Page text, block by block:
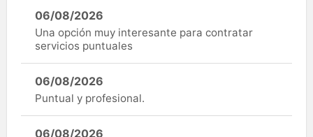
06/08/2026
Una opción muy interesante para contratar
servicios puntuales
06/08/2026
Puntual y profesional.
06/08/2026